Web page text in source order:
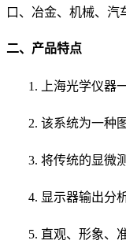
口、冶金、机械、汽
二、产品特点
1. 上海光学仪器
2. 该系统为一种
3. 将传统的显微
4. 显示器输出分
5. 直观、形象、